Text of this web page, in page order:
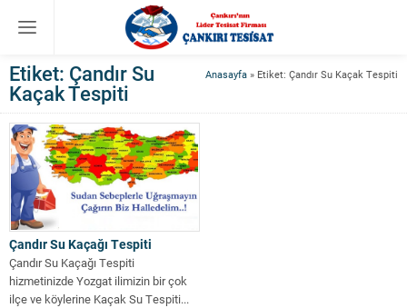
Anasayfa » Etiket: Çandır Su Kaçak Tespiti
Etiket: Çandır Su
Kaçak Tespiti
Çandır Su Kaçağı Tespiti
Çandır Su Kaçağı Tespiti
hizmetinizde Yozgat ilimizin bir çok
ilçe ve köylerine Kaçak Su Tespiti...